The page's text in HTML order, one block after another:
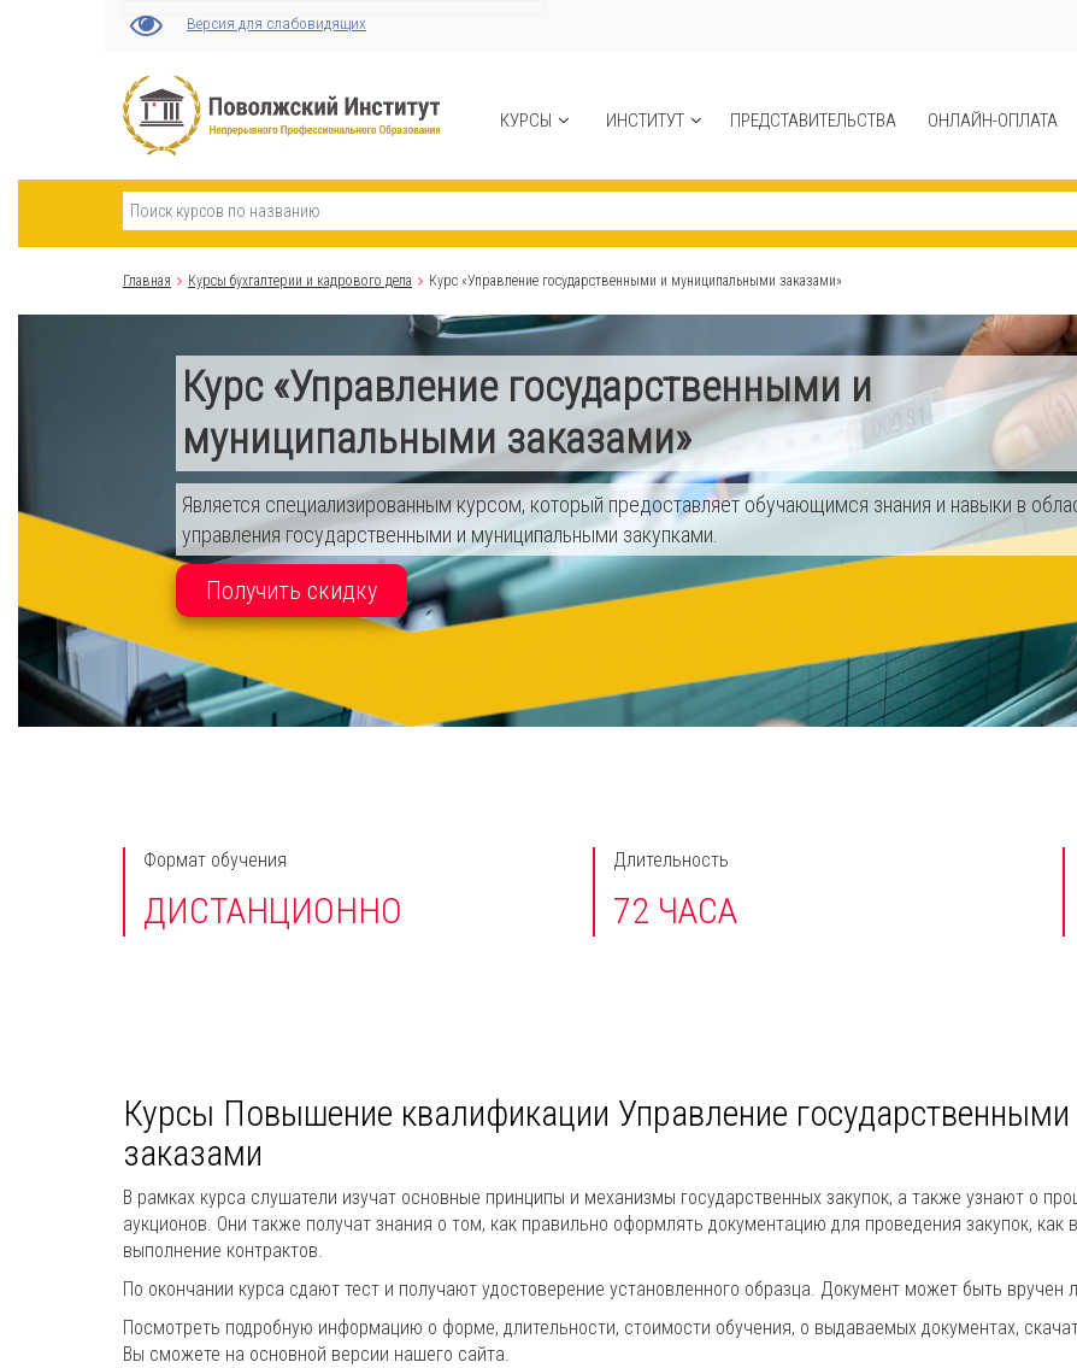
Версия для слабовидящих
КУРСЫ ИНСТИТУТ ПРЕДСТАВИТЕЛЬСТВА ОНЛАЙН-ОПЛАТА
Главная Курсы бухгалтерии и кадрового дела Курс «Управление государственными и муниципальными заказами»
Курс «Управление государственными и
муниципальными заказами»
Является специализированным курсом, который предоставляет обучающимся знания и навыки в
управления государственными и муниципальными закупками.
Получить скидку
Формат обучения
ДИСТАНЦИОННО
Длительность
72 ЧАСА
Курсы Повышение квалификации Управление
заказами
В рамках курса слушатели изучат основные принципы и механизмы государственных закупок, а также узнают о
аукционов. Они также получат знания о том, как правильно оформлять документацию для проведения закупок, как
выполнение контрактов.
По окончании курса сдают тест и получают удостоверение установленного образца. Документ может быть
Посмотреть подробную информацию о форме, длительности, стоимости обучения, о выдаваемых документах,
Вы сможете на основной версии нашего сайта.